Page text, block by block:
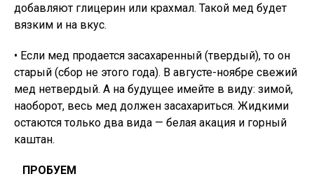
добавляют глицерин или крахмал. Такой мед будет
вязким и на вкус.
• Если мед продается засахаренный (твердый), то он
старый (сбор не этого года). В августе-ноябре свежий
мед нетвердый. А на будущее имейте в виду: зимой,
наоборот, весь мед должен засахариться. Жидкими
остаются только два вида — белая акация и горный
каштан.
ПРОБУЕМ